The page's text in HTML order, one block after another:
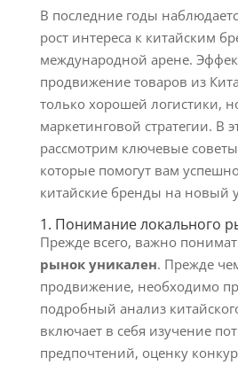
В последние годы
рост интереса к китайским
международной арене.
продвижение товаров из
только хорошей логистики,
маркетинговой стратегии. В
рассмотрим ключевые
которые помогут вам
китайские бренды на новый
1. Понимание локального
Прежде всего, важно
рынок уникален. Прежде
продвижение, необходимо
подробный анализ
включает в себя изучение
предпочтений, оценку